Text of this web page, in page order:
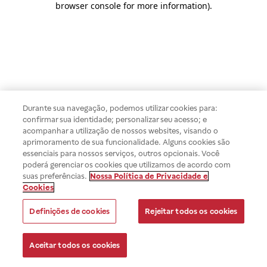
browser console for more information).
Durante sua navegação, podemos utilizar cookies para:
confirmar sua identidade; personalizar seu acesso; e
acompanhar a utilização de nossos websites, visando o
aprimoramento de sua funcionalidade. Alguns cookies são
essenciais para nossos serviços, outros opcionais. Você
poderá gerenciar os cookies que utilizamos de acordo com
suas preferências. Nossa Política de Privacidade e
Cookies
Definições de cookies Rejeitar todos os cookies
Aceitar todos os cookies